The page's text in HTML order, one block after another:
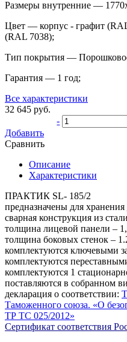
Размеры внутренние —
Цвет — корпус - графит
(RAL 7038);
Тип покрытия —
Гарантия — 1 год;
Все характеристики
32 645 руб.
-
Добавить
Сравнить
Описание
Характеристики
ПРАКТИК SL- 185/2
предназначены для
сварная конструкция из стали
толщина лицевой панели –
толщина боковых стенок –
комплектуются ключевыми
комплектуются
комплектуются 1
поставляются в собранном
декларация о соответствии:
Таможенного союза. «О
ТР ТС 025/2012»
Сертификат соответствия